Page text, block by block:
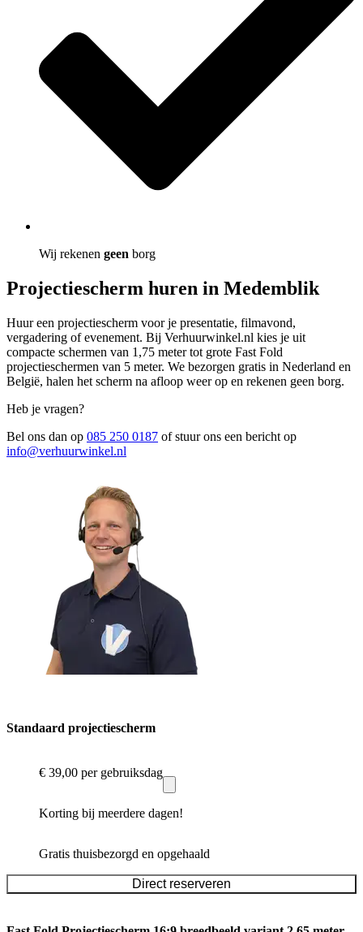
Wij rekenen geen borg
Projectiescherm huren in Medemblik
Huur een projectiescherm voor je presentatie, filmavond,
vergadering of evenement. Bij Verhuurwinkel.nl kies je uit
compacte schermen van 1,75 meter tot grote Fast Fold
projectieschermen van 5 meter. We bezorgen gratis in Nederland en
België, halen het scherm na afloop weer op en rekenen geen borg.
Heb je vragen?
Bel ons dan op 085 250 0187 of stuur ons een bericht op
info@verhuurwinkel.nl
Standaard projectiescherm
€ 39,00 per gebruiksdag
Korting bij meerdere dagen!
Gratis thuisbezorgd en opgehaald
Direct reserveren